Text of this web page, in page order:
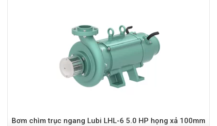
Bơm chìm trục ngang Lubi LHL-6 5.0 HP họng xả 100mm